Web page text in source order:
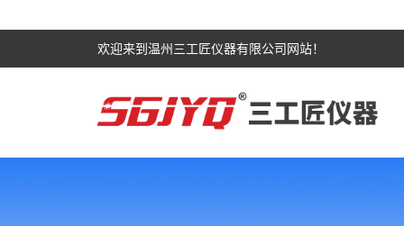
欢迎来到温州三工匠仪器有限公司网站！